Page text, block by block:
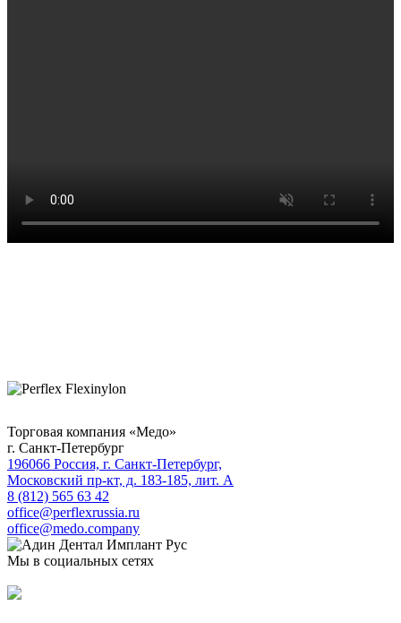
Торговая компания «Медо»
г. Санкт-Петербург
196066 Россия, г. Санкт-Петербург,
Московский пр-кт, д. 183-185, лит. А
8 (812) 565 63 42
office@perflexrussia.ru
office@medo.company
Мы в социальных сетях